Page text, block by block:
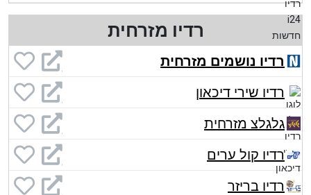
רדיו מזרחית
רדיו נושמים מזרחית
רדיו שירי דיכאון
גלגלצ מזרחית
רדיו קול ערים
רדיו בריזר